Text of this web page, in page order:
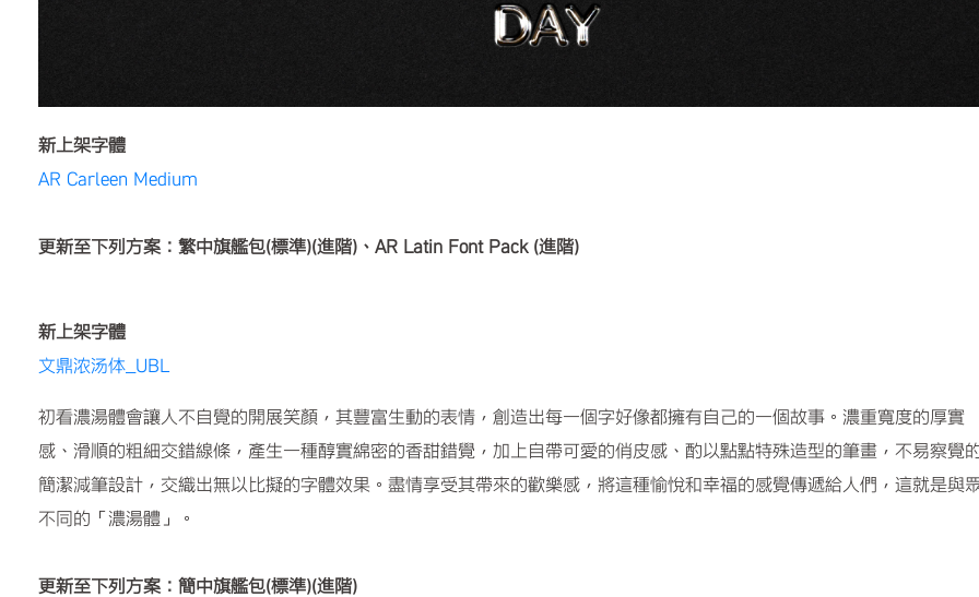
新上架字體
AR Carleen Medium
更新至下列方案：繁中旗艦包(標準)(進階)、AR Latin Font Pack (進階)
新上架字體
文鼎浓汤体_UBL
初看濃湯體會讓人不自覺的開展笑顏，其豐富生動的表情，創造出每一個字好像都擁有自己的一個故事。濃重寬度的厚實
感、滑順的粗細交錯線條，產生一種醇實綿密的香甜錯覺，加上自帶可愛的俏皮感、酌以點點特殊造型的筆畫，不易察覺
簡潔減筆設計，交織出無以比擬的字體效果。盡情享受其帶來的歡樂感，將這種愉悅和幸福的感覺傳遞給人們，這就是與
不同的「濃湯體」。
更新至下列方案：簡中旗艦包(標準)(進階)